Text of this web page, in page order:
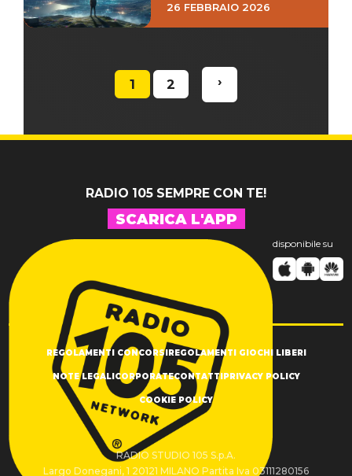
26 FEBBRAIO 2026
1 2 ›
RADIO 105 SEMPRE CON TE!
SCARICA L'APP
disponibile su
REGOLAMENTI CONCORSIREGOLAMENTI GIOCHI LIBERI
NOTE LEGALICORPORATECONTATTIPRIVACY POLICY
COOKIE POLICY
RADIO STUDIO 105 S.p.A.
Largo Donegani, 1 20121 MILANO Partita Iva 03111280156